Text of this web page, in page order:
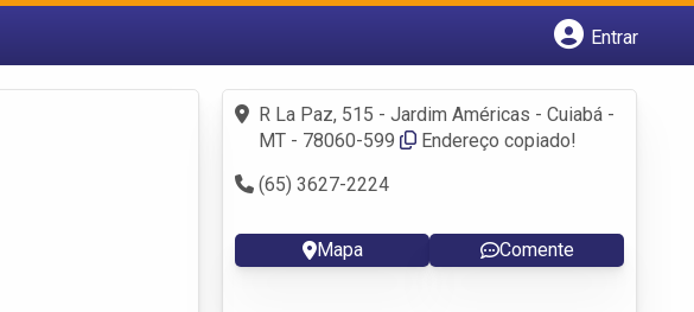
Entrar
Fazer login
Criar conta
R La Paz, 515 - Jardim Américas - Cuiabá -
MT - 78060-599
Endereço copiado!
(65) 3627-2224
Mapa Comente